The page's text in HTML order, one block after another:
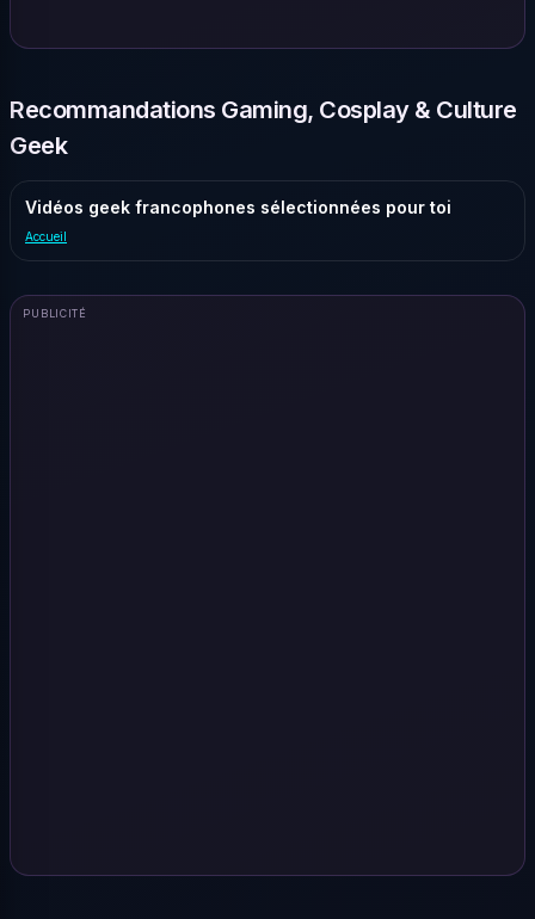
Recommandations Gaming, Cosplay & Culture
Geek
Vidéos geek francophones sélectionnées pour toi
Accueil
PUBLICITÉ